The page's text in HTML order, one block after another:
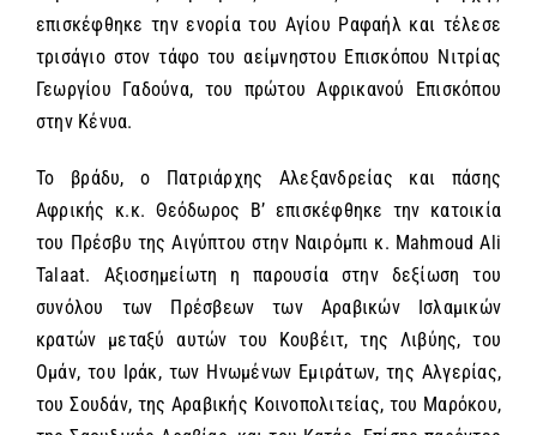
επισκέφθηκε την ενορία του Αγίου Ραφαήλ και τέλεσε
τρισάγιο στον τάφο του αείμνηστου Επισκόπου Νιτρίας
Γεωργίου Γαδούνα, του πρώτου Αφρικανού Επισκόπου
στην Κένυα.
Το βράδυ, ο Πατριάρχης Αλεξανδρείας και πάσης
Αφρικής κ.κ. Θεόδωρος Β’ επισκέφθηκε την κατοικία
του Πρέσβυ της Αιγύπτου στην Ναιρόμπι κ. Mahmoud Ali
Talaat. Αξιοσημείωτη η παρουσία στην δεξίωση του
συνόλου των Πρέσβεων των Αραβικών Ισλαμικών
κρατών μεταξύ αυτών του Κουβέιτ, της Λιβύης, του
Ομάν, του Ιράκ, των Ηνωμένων Εμιράτων, της Αλγερίας,
του Σουδάν, της Αραβικής Κοινοπολιτείας, του Μαρόκου,